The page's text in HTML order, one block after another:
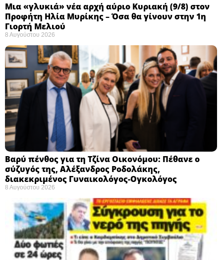
Μια «γλυκιά» νέα αρχή αύριο Κυριακή (9/8) στον
Προφήτη Ηλία Μυρίκης – Όσα θα γίνουν στην 1η
Γιορτή Μελιού
8 Αυγούστου 2026
Βαρύ πένθος για τη Τζίνα Οικονόμου: Πέθανε ο
σύζυγός της, Αλέξανδρος Ροδολάκης,
διακεκριμένος Γυναικολόγος-Ογκολόγος
8 Αυγούστου 2026